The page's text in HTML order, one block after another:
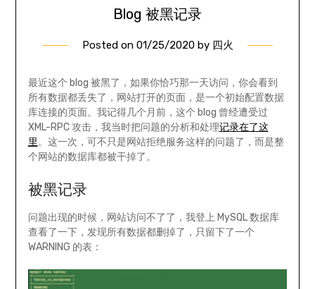
Blog 被黑记录
Posted on 01/25/2020by 四火
最近这个 blog 被黑了，如果你恰巧那一天访问，你会看到
所有数据都丢失了，网站打开的页面，是一个初始配置数据
库连接的页面。我记得几个月前，这个 blog 曾经遭受过
XML-RPC 攻击，我当时把问题的分析和处理记录在了这
里。这一次，可不只是网站拒绝服务这样的问题了，而是整
个网站的数据库都被干掉了。
被黑记录
问题出现的时候，网站访问不了了，我登上 MySQL 数据库
查看了一下，发现所有数据都删掉了，只留下了一个
WARNING 的表：